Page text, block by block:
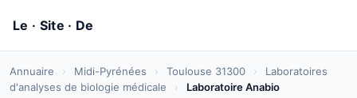
Annuaire › Midi-Pyrénées › Toulouse 31300 ›
Laboratoires
d'analyses de biologie médicale
› Laboratoire Anabio